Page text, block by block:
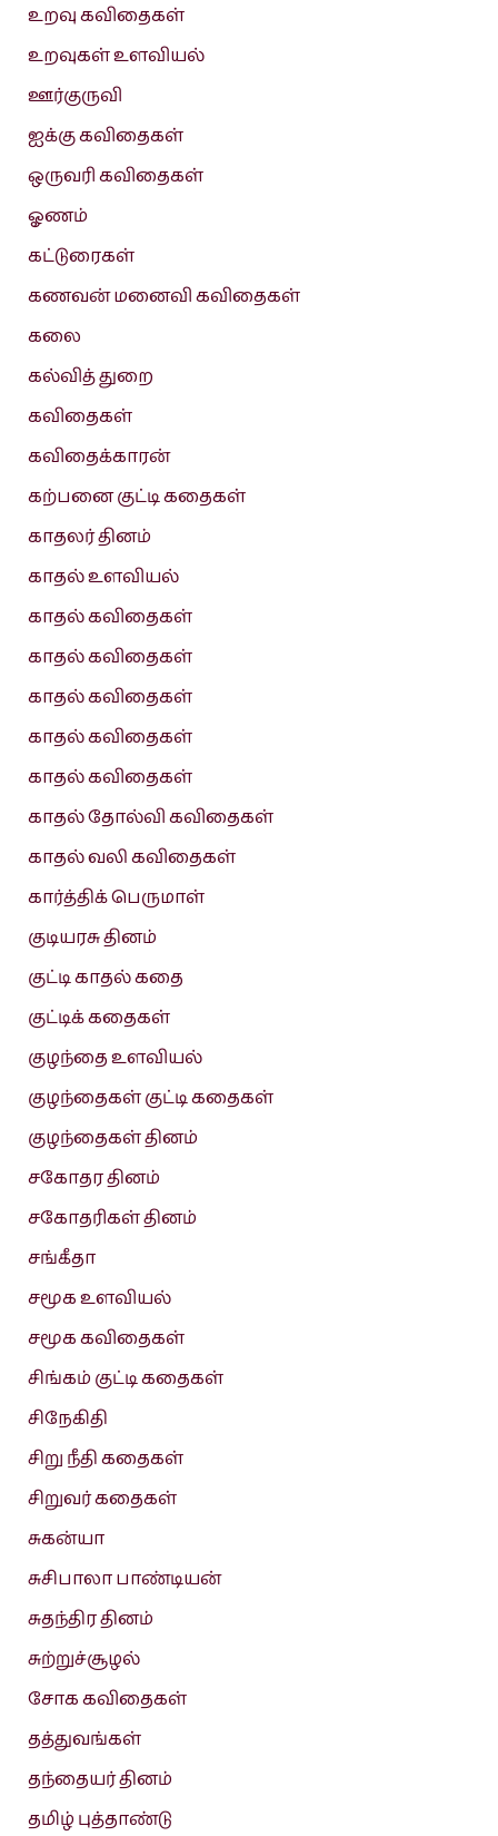
உறவு கவிதைகள்
உறவுகள் உளவியல்
ஊர்குருவி
ஐக்கு கவிதைகள்
ஒருவரி கவிதைகள்
ஓணம்
கட்டுரைகள்
கணவன் மனைவி கவிதைகள்
கலை
கல்வித் துறை
கவிதைகள்
கவிதைக்காரன்
கற்பனை குட்டி கதைகள்
காதலர் தினம்
காதல் உளவியல்
காதல் கவிதைகள்
காதல் கவிதைகள்
காதல் கவிதைகள்
காதல் கவிதைகள்
காதல் கவிதைகள்
காதல் தோல்வி கவிதைகள்
காதல் வலி கவிதைகள்
கார்த்திக் பெருமாள்
குடியரசு தினம்
குட்டி காதல் கதை
குட்டிக் கதைகள்
குழந்தை உளவியல்
குழந்தைகள் குட்டி கதைகள்
குழந்தைகள் தினம்
சகோதர தினம்
சகோதரிகள் தினம்
சங்கீதா
சமூக உளவியல்
சமூக கவிதைகள்
சிங்கம் குட்டி கதைகள்
சிநேகிதி
சிறு நீதி கதைகள்
சிறுவர் கதைகள்
சுகன்யா
சுசிபாலா பாண்டியன்
சுதந்திர தினம்
சுற்றுச்சூழல்
சோக கவிதைகள்
தத்துவங்கள்
தந்தையர் தினம்
தமிழ் புத்தாண்டு